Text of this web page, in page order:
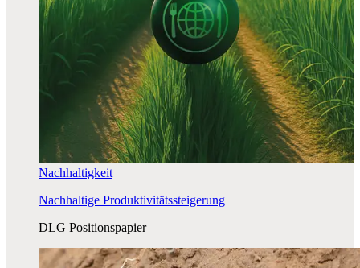
Nachhaltigkeit
Nachhaltige Produktivitätssteigerung
DLG Positionspapier